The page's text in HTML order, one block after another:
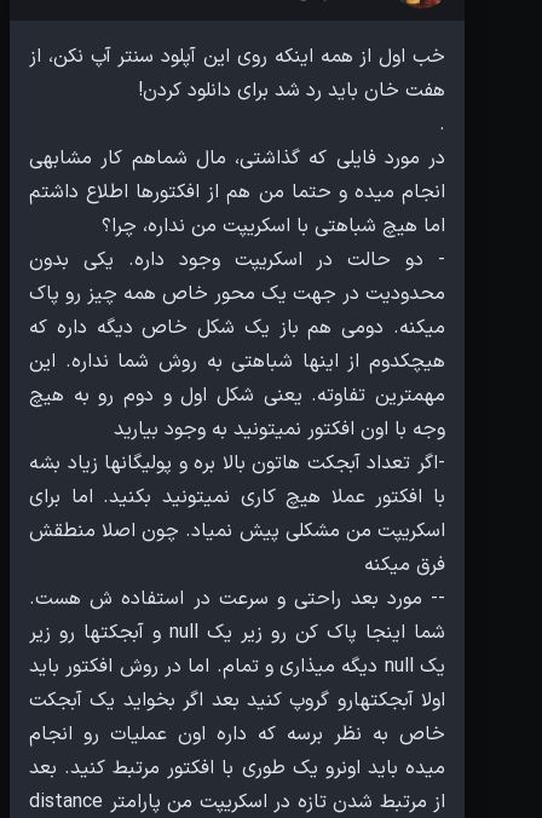
خب اول از همه اینکه روی این آپلود سنتر آپ نکن، از
در مورد فایلی که گذاشتی، مال شماهم کار مشابهی
انجام میده و حتما من هم از افکتورها اطلاع داشتم
- دو حالت در اسکریپت وجود داره. یکی بدون
محدودیت در جهت یک محور خاص همه چیز رو پاک
میکنه. دومی هم باز یک شکل خاص دیگه داره که
هیچکدوم از اینها شباهتی به روش شما نداره. این
مهمترین تفاوته. یعنی شکل اول و دوم رو به هیچ
-اگر تعداد آبجکت هاتون بالا بره و پولیگانها زیاد بشه
با افکتور عملا هیچ کاری نمیتونید بکنید. اما برای
اسکریپت من مشکلی پیش نمیاد. چون اصلا منطقش
-- مورد بعد راحتی و سرعت در استفاده ش هست.
شما اینجا پاک کن رو زیر یک null و آبجکتها رو زیر
یک null دیگه میذاری و تمام. اما در روش افکتور باید
اولا آبجکتهارو گروپ کنید بعد اگر بخواید یک آبجکت
خاص به نظر برسه که داره اون عملیات رو انجام
میده باید اونرو یک طوری با افکتور مرتبط کنید. بعد
از مرتبط شدن تازه در اسکریپت من پارامتر distance